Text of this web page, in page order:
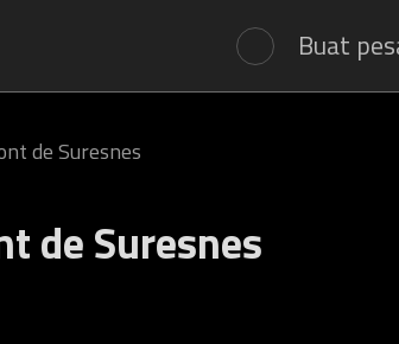
Buat
de Suresnes
de Suresnes